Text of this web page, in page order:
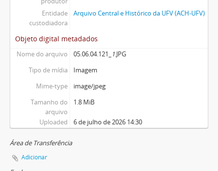
Entidade
custodiadora
Arquivo Central e Histórico da UFV (ACH-UFV)
Objeto digital metadados
Nome do arquivo 05.06.04.121_ 1.JPG
Tipo de mídia
Imagem
Mime-type
image/jpeg
Tamanho do
arquivo
1.8 MiB
Uploaded 6 de julho de 2026 14:30
Área de Transferência
Adicionar